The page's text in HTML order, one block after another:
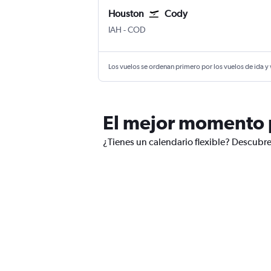
Houston Cody
IAH Houston George Bush Intcntl
-COD
Los vuelos se ordenan primero por los vuelos de ida
El mejor momento
¿Tienes un calendario flexible?